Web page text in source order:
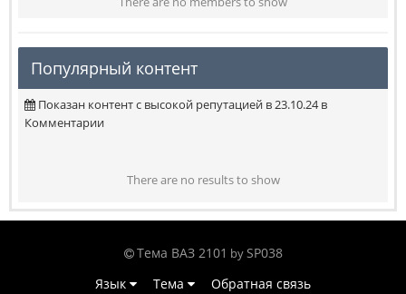
Популярный контент
Показан контент с высокой репутацией в 23.10.24 в
Комментарии
There are no results to show
Тема ВАЗ 2101 by SP038
Язык
Тема Обратная связь